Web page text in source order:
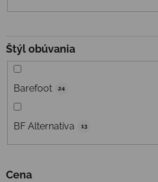
Štýl obúvania
Barefoot 24
BF Alternatíva 13
Cena